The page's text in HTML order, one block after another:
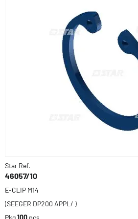
Star Ref.
46057/10
E-CLIP M14
(SEEGER DP200 APPL/ )
Pkg100 pcs